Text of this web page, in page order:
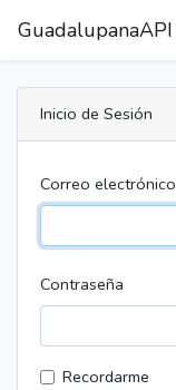
GuadalupanaAPI
Inicio de Sesión
Correo electrónico
Contraseña
Recordarme